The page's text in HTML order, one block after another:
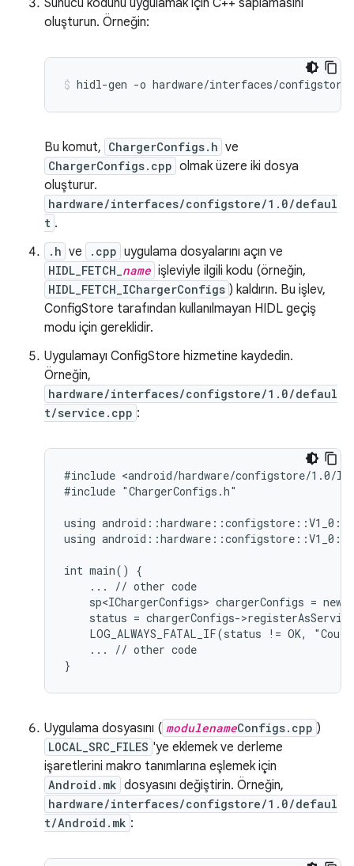
Sunucu kodunu uygulamak için C++ saplamasını
oluşturun. Örneğin:
Bu komut, ChargerConfigs.h ve
ChargerConfigs.cpp olmak üzere iki dosya
oluşturur.
hardware/interfaces/configstore/1.0/defaul
t .
.h ve .cpp uygulama dosyalarını açın ve
HIDL_FETCH_ name işleviyle ilgili kodu (örneğin,
HIDL_FETCH_IChargerConfigs ) kaldırın. Bu işlev,
ConfigStore tarafından kullanılmayan HIDL geçiş
modu için gereklidir.
Uygulamayı ConfigStore hizmetine kaydedin.
Örneğin,
hardware/interfaces/configstore/1.0/defaul
t/service.cpp :
#include <android/hardware/configstore/1.0/
#include "ChargerConfigs.h"
using
using
int main() {
    ... // other code
sp<IChargerConfigs> chargerConfigs = new
status = chargerConfigs-
LOG_ALWAYS_FATAL_IF(status != OK,
    ... // other code
Uygulama dosyasını ( modulenameConfigs.cpp )
LOCAL_SRC_FILES 'ye eklemek ve derleme
işaretlerini makro tanımlarına eşlemek için
Android.mk dosyasını değiştirin. Örneğin,
hardware/interfaces/configstore/1.0/defaul
t/Android.mk :